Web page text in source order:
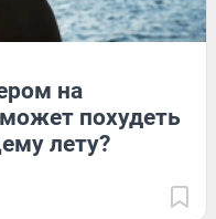
на
похудеть
лету?